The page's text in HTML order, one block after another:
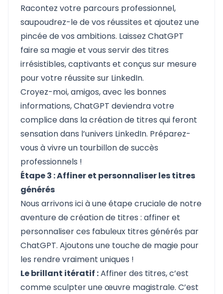
Racontez votre parcours professionnel,
saupoudrez-le de vos réussites et ajoutez une
pincée de vos ambitions. Laissez ChatGPT
faire sa magie et vous servir des titres
irrésistibles, captivants et conçus sur mesure
pour votre réussite sur LinkedIn.
Croyez-moi, amigos, avec les bonnes
informations, ChatGPT deviendra votre
complice dans la création de titres qui feront
sensation dans l’univers LinkedIn. Préparez-
vous à vivre un tourbillon de succès
professionnels !
Étape 3 : Affiner et personnaliser les titres
générés
Nous arrivons ici à une étape cruciale de notre
aventure de création de titres : affiner et
personnaliser ces fabuleux titres générés par
ChatGPT. Ajoutons une touche de magie pour
les rendre vraiment uniques !
Le brillant itératif :Affiner des titres, c’est
comme sculpter une œuvre magistrale. C’est